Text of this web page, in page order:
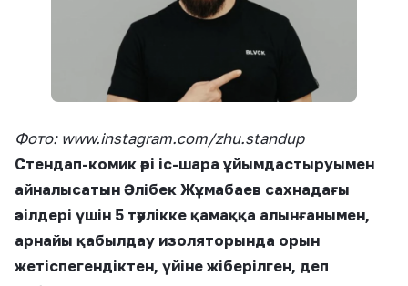
Фото: www.instagram.com/zhu.standup
Стендап-комик әрі іс-шара ұйымдастыруымен
айналысатын Әлібек Жұмабаев сахнадағы
әзілдері үшін 5 тәулікке қамаққа алынғанымен,
арнайы қабылдау изоляторында орын
жетіспегендіктен, үйіне жіберілген, деп